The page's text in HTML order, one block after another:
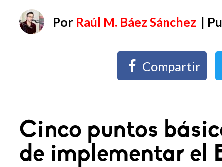
Por Raúl M. Báez Sánchez |
Compartir
Cinco puntos
de implementar el